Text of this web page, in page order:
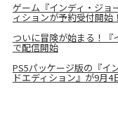
ゲーム『インディ・ジョ
ィションが予約受付開始
ついに冒険が始まる！『
で配信開始
PS5パッケージ版の『イ
ドエディション』が9月4